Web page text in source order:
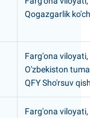
Qogazgarlik
Farg'ona viloyati,
O'zbekiston
QFY Sho'rsuv
Farg'ona viloyati,